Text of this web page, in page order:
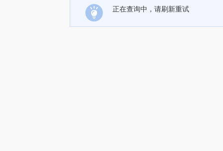
正在查询中，请刷新重试